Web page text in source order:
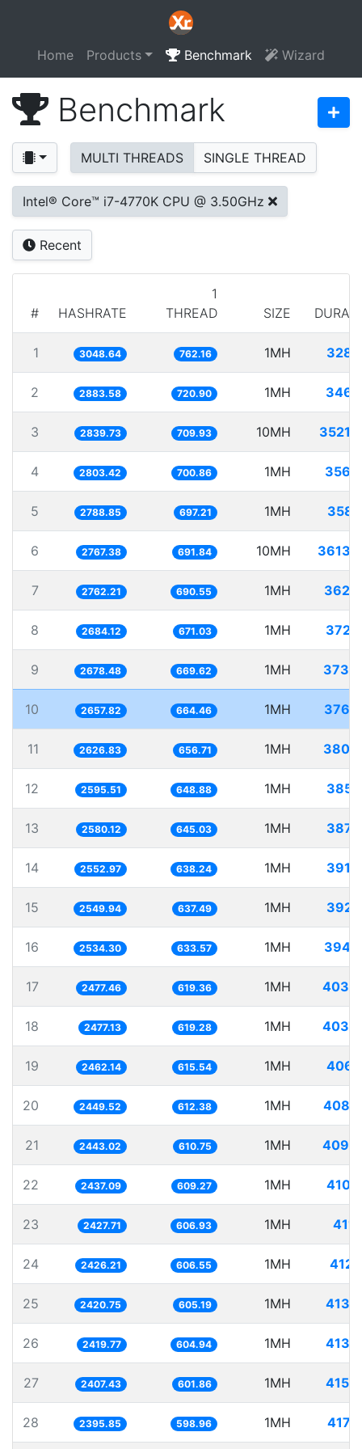
Home Products Benchmark Wizard
Benchmark
MULTI THREADS SINGLE THREAD
Intel® Core™ i7-4770K CPU @ 3.50GHz
Recent
# HASHRATE
1
THREAD
SIZE
1 3048.64 762.16 1MH
2 2883.58 720.90 1MH
3 2839.73 709.93 10MH
4 2803.42 700.86 1MH
5 2788.85 697.21 1MH
6 2767.38 691.84 10MH
7 2762.21 690.55 1MH
8 2684.12 671.03 1MH
9 2678.48 669.62 1MH
10 2657.82 664.46 1MH
11 2626.83 656.71 1MH
12 2595.51 648.88 1MH
13 2580.12 645.03 1MH
14 2552.97 638.24 1MH
15 2549.94 637.49 1MH
16 2534.30 633.57 1MH
17 2477.46 619.36 1MH
18 2477.13 619.28 1MH
19 2462.14 615.54 1MH
20 2449.52 612.38 1MH
21 2443.02 610.75 1MH
22 2437.09 609.27 1MH
23 2427.71 606.93 1MH
24 2426.21 606.55 1MH
25 2420.75 605.19 1MH
26 2419.77 604.94 1MH
27 2407.43 601.86 1MH
28 2395.85 598.96 1MH